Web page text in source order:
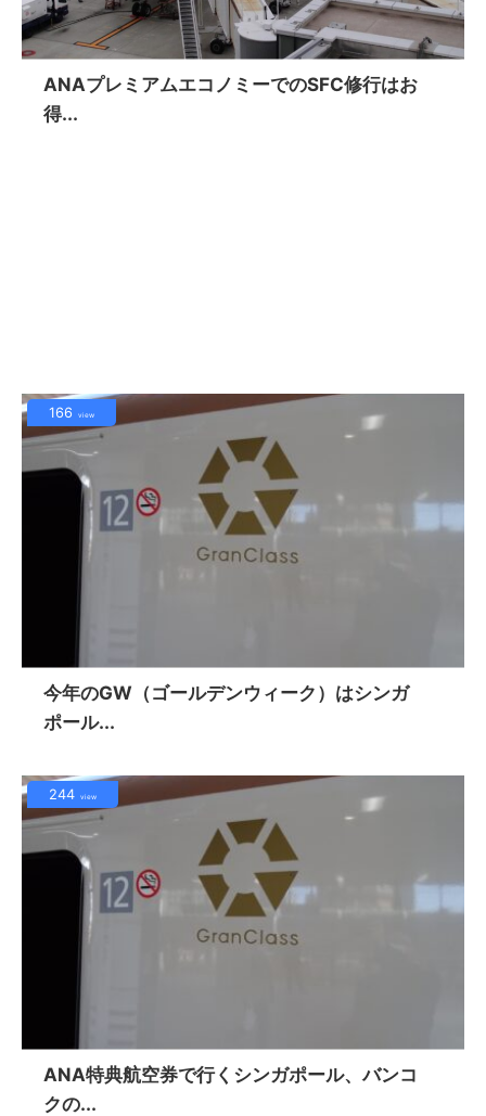
ANAプレミアムエコノミーでのSFC修行はお
得...
166 view
今年のGW（ゴールデンウィーク）はシンガ
ポール...
244 view
ANA特典航空券で行くシンガポール、バンコ
クの...